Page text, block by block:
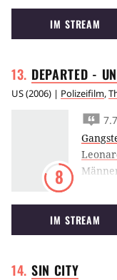
eigene
IM STREAM
DEPARTED -
US(2006) | Polizeifilm,
8
7.7
IM STREAM
SIN CITY